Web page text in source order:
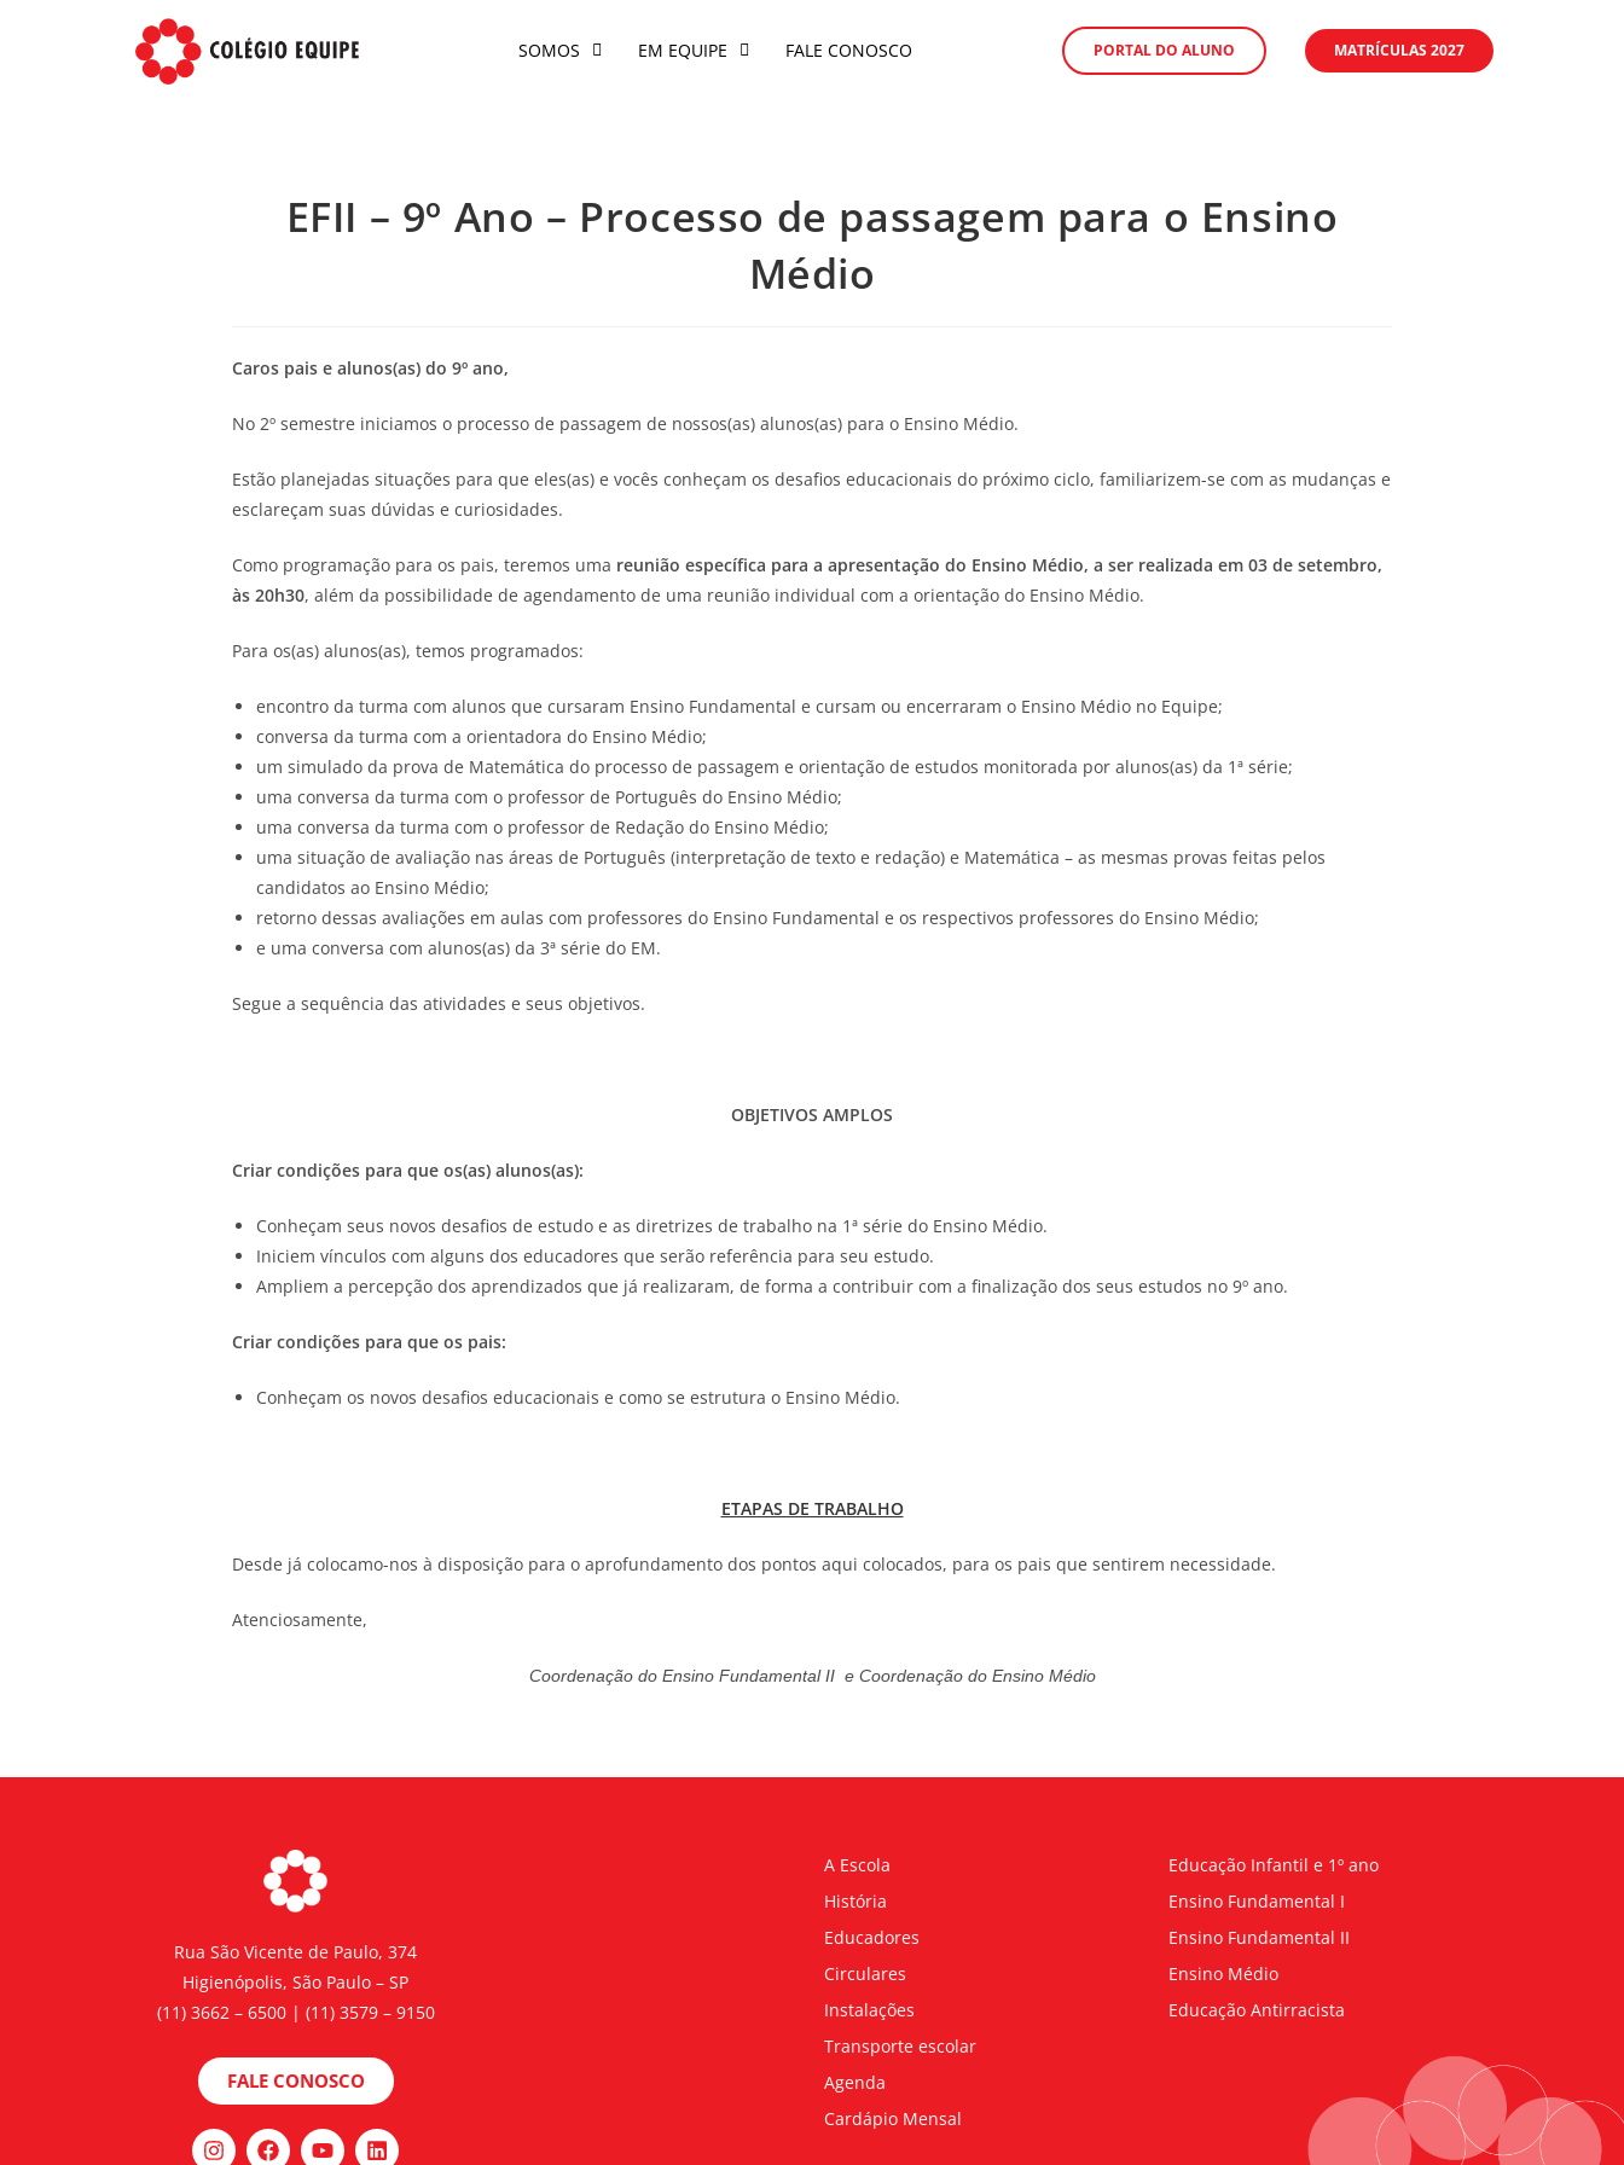
SOMOS EM EQUIPE FALE CONOSCO PORTAL DO ALUNO MATRÍCULAS 2027
EFII – 9º Ano – Processo de passagem para o Ensino
Médio
Caros pais e alunos(as) do 9º ano,
No 2º semestre iniciamos o processo de passagem de nossos(as) alunos(as) para o Ensino Médio.
Estão planejadas situações para que eles(as) e vocês conheçam os desafios educacionais do próximo ciclo, familiarizem-se com as mudanças e
esclareçam suas dúvidas e curiosidades.
Como programação para os pais, teremos uma reunião específica para a apresentação do Ensino Médio, a ser realizada em 03 de setembro,
às 20h30, além da possibilidade de agendamento de uma reunião individual com a orientação do Ensino Médio.
Para os(as) alunos(as), temos programados:
encontro da turma com alunos que cursaram Ensino Fundamental e cursam ou encerraram o Ensino Médio no Equipe;
conversa da turma com a orientadora do Ensino Médio;
um simulado da prova de Matemática do processo de passagem e orientação de estudos monitorada por alunos(as) da 1ª série;
uma conversa da turma com o professor de Português do Ensino Médio;
uma conversa da turma com o professor de Redação do Ensino Médio;
uma situação de avaliação nas áreas de Português (interpretação de texto e redação) e Matemática – as mesmas provas feitas pelos
candidatos ao Ensino Médio;
retorno dessas avaliações em aulas com professores do Ensino Fundamental e os respectivos professores do Ensino Médio;
e uma conversa com alunos(as) da 3ª série do EM.
Segue a sequência das atividades e seus objetivos.
OBJETIVOS AMPLOS
Criar condições para que os(as) alunos(as):
Conheçam seus novos desafios de estudo e as diretrizes de trabalho na 1ª série do Ensino Médio.
Iniciem vínculos com alguns dos educadores que serão referência para seu estudo.
Ampliem a percepção dos aprendizados que já realizaram, de forma a contribuir com a finalização dos seus estudos no 9º ano.
Criar condições para que os pais:
Conheçam os novos desafios educacionais e como se estrutura o Ensino Médio.
ETAPAS DE TRABALHO
Desde já colocamo-nos à disposição para o aprofundamento dos pontos aqui colocados, para os pais que sentirem necessidade.
Atenciosamente,
Coordenação do Ensino Fundamental II e Coordenação do Ensino Médio
Rua São Vicente de Paulo, 374
Higienópolis, São Paulo – SP
(11) 3662 – 6500 | (11) 3579 – 9150
FALE CONOSCO
A Escola
História
Educadores
Circulares
Instalações
Transporte escolar
Agenda
Cardápio Mensal
Educação Infantil e 1º ano
Ensino Fundamental I
Ensino Fundamental II
Ensino Médio
Educação Antirracista